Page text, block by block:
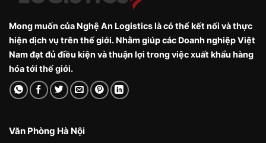
Mong muốn của Nghệ An Logistics là có thể kết nối và thực
hiện dịch vụ trên thế giới. Nhằm giúp các Doanh nghiệp Việt
Nam đạt đủ điều kiện và thuận lợi trong việc xuất khẩu hàng
hóa tới thế giới.
Văn Phòng Hà Nội